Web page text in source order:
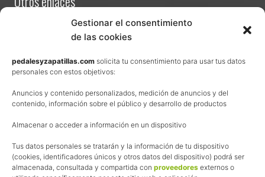
Gestionar el consentimiento
de las cookies
pedalesyzapatillas.com solicita tu consentimiento para usar tus datos
personales con estos objetivos:
Anuncios y contenido personalizados, medición de anuncios y del
contenido, información sobre el público y desarrollo de productos
Almacenar o acceder a información en un dispositivo
Tus datos personales se tratarán y la información de tu dispositivo
(cookies, identificadores únicos y otros datos del dispositivo) podrá ser
almacenada, consultada y compartida con proveedores externos o
Términos y condiciones de venta
Política de privacidad
Política de cookies
Afiliación
La web de Pedalesyzapatillas utiliza programas de afiliación.